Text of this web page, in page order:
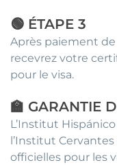
🟢 ÉTAPE 3
Après paiement
recevrez votre
pour le visa.
🏫 GARANTIE
L’Institut
l’Institut
officielles pour les